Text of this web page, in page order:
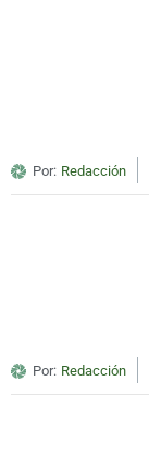
Por: Redacción
Por: Redacción